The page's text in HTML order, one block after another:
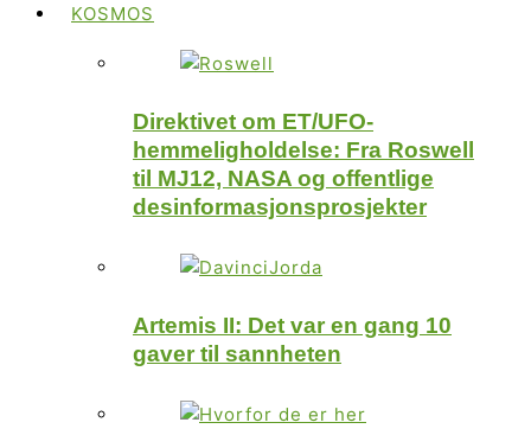
KOSMOS
Direktivet om ET/UFO-
hemmeligholdelse: Fra Roswell
til MJ12, NASA og offentlige
desinformasjonsprosjekter
Artemis II: Det var en gang 10
gaver til sannheten